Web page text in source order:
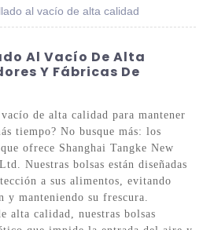
al vacío de alta calidad
Al Vacío De Alta
Y Fábricas De
de alta calidad para mantener
tiempo? No busque más: los
ofrece Shanghai Tangke New
Nuestras bolsas están diseñadas
a sus alimentos, evitando
y manteniendo su frescura.
alta calidad, nuestras bolsas